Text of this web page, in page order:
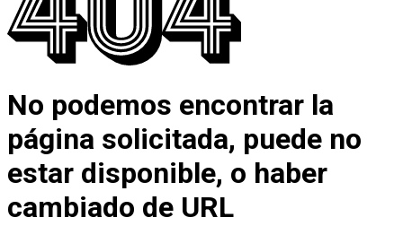
No podemos encontrar la
página solicitada, puede no
estar disponible, o haber
cambiado de URL